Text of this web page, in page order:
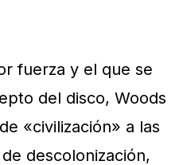
fuerza y el que se
del disco, Woods
«civilización» a las
descolonización,